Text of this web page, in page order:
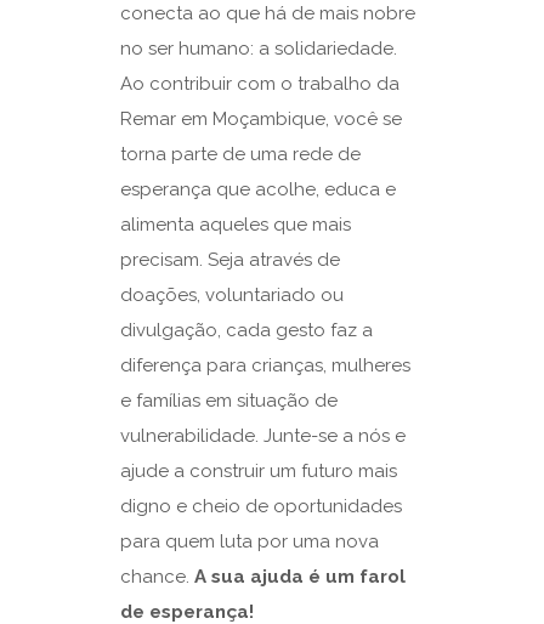
conecta ao que há de mais nobre
no ser humano: a solidariedade.
Ao contribuir com o trabalho da
Remar em Moçambique, você se
torna parte de uma rede de
esperança que acolhe, educa e
alimenta aqueles que mais
precisam. Seja através de
doações, voluntariado ou
divulgação, cada gesto faz a
diferença para crianças, mulheres
e famílias em situação de
vulnerabilidade. Junte-se a nós e
ajude a construir um futuro mais
digno e cheio de oportunidades
para quem luta por uma nova
chance. A sua ajuda é um farol
de esperança!